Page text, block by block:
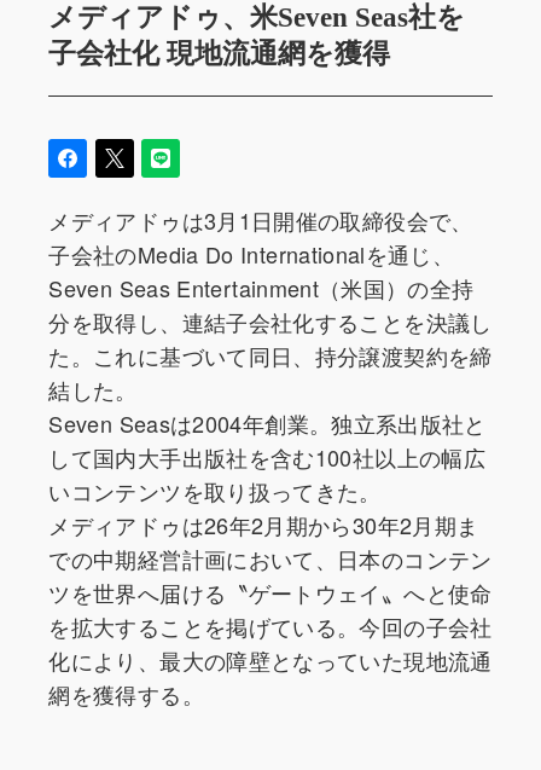
メディアドゥ、米Seven Seas社を
子会社化 現地流通網を獲得
メディアドゥは3月1日開催の取締役会で、
子会社のMedia Do Internationalを通じ、
Seven Seas Entertainment（米国）の全持
分を取得し、連結子会社化することを決議し
た。これに基づいて同日、持分譲渡契約を締
結した。
Seven Seasは2004年創業。独立系出版社と
して国内大手出版社を含む100社以上の幅広
いコンテンツを取り扱ってきた。
メディアドゥは26年2月期から30年2月期ま
での中期経営計画において、日本のコンテン
ツを世界へ届ける〝ゲートウェイ〟へと使命
を拡大することを掲げている。今回の子会社
化により、最大の障壁となっていた現地流通
網を獲得する。